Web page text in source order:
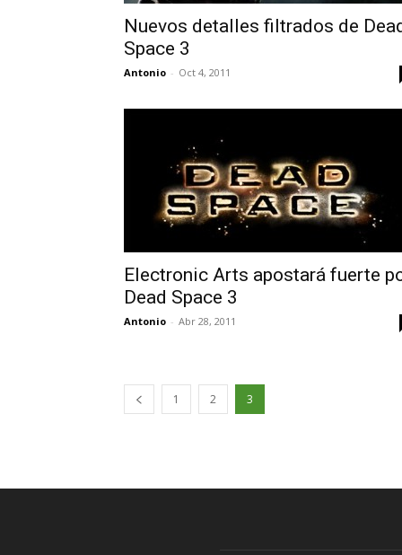
Nuevos detalles filtrados de
Space 3
Antonio - Oct 4, 2011
Electronic Arts apostará fuerte
Dead Space 3
Antonio - Abr 28, 2011
1 2 3